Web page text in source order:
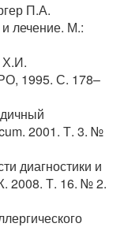
П.А.
и лечение. М.:
Х.И.
1995. С. 178–
2001. Т. 3. №
диагностики и
2008. Т. 16. № 2.